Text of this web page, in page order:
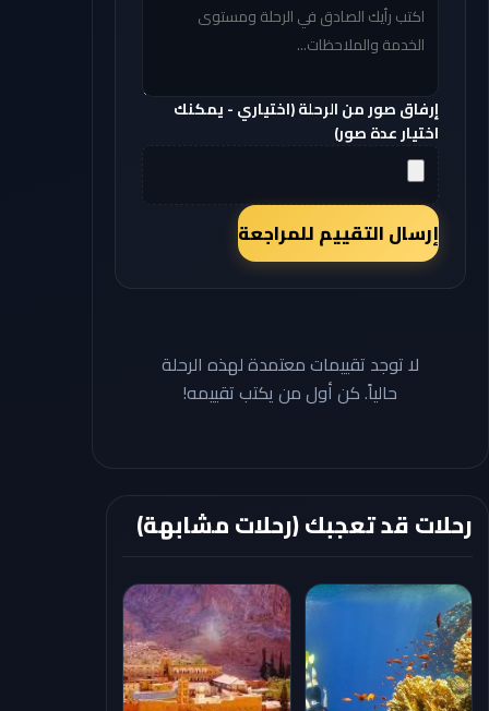
إرفاق صور من الرحلة (اختياري - يمكنك
اختيار عدة صور)
إرسال التقييم للمراجعة
لا توجد تقييمات معتمدة لهذه الرحلة
حالياً. كن أول من يكتب تقييمه!
رحلات قد تعجبك (رحلات مشابهة)